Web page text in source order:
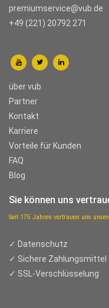
premiumservice@vub.de
+49 (221) 20792 271
über vub
Partner
Kontakt
Karriere
Vorteile für Kunden
FAQ
Blog
Sie können uns
Seit 175 Jahren vertrauen uns
✓ Datenschutz
✓ Sichere Zahlungsmittel
✓ SSL-Verschlüsselung